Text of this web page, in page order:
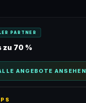
PARTNER
zu 70 %
ANGEBOTE ANSEHEN